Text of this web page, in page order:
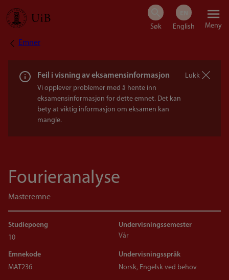
Hopp
Meny
Navigasjonssti
Emner
Feil i visning av eksamensinformasjon
Vi opplever problemer med å hente inn
eksamensinformasjon for dette emnet. Det kan
bety at viktig informasjon om eksamen kan
mangle.
Lukk
Fourieranalyse
Masteremne
Studiepoeng
10
Undervisningssemester
Vår
Emnekode
MAT236
Undervisningsspråk
Norsk, Engelsk ved behov